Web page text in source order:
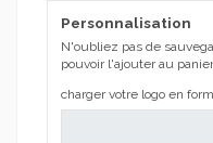
Personnalisation
N'oubliez pas de
pouvoir l'ajouter au
charger votre logo en